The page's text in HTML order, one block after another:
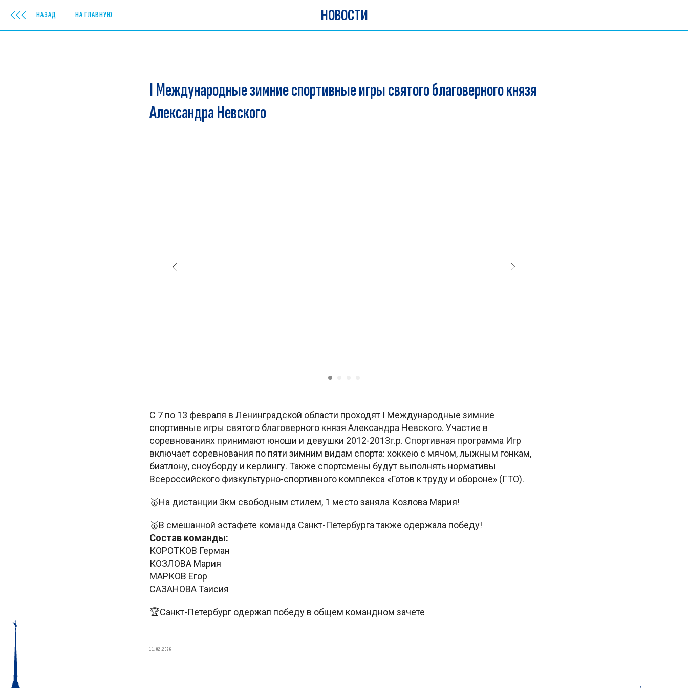
НАЗАД НОВОСТИ
НА ГЛАВНУЮ
I Международные зимние спортивные игры святого благоверного князя
Александра Невского
С 7 по 13 февраля в Ленинградской области проходят I Международные зимние
спортивные игры святого благоверного князя Александра Невского. Участие в
соревнованиях принимают юноши и девушки 2012-2013г.р. Спортивная программа Игр
включает соревнования по пяти зимним видам спорта: хоккею с мячом, лыжным гонкам,
биатлону, сноуборду и керлингу. Также спортсмены будут выполнять нормативы
Всероссийского физкультурно-спортивного комплекса «Готов к труду и обороне» (ГТО).
🥇На дистанции 3км свободным стилем, 1 место заняла Козлова Мария!
🥇В смешанной эстафете команда Санкт-Петербурга также одержала победу!
Состав команды:
КОРОТКОВ Герман
КОЗЛОВА Мария
МАРКОВ Егор
САЗАНОВА Таисия
🏆Санкт-Петербург одержал победу в общем командном зачете
11.02.2026